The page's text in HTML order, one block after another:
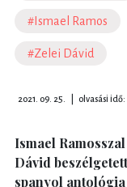
#Ismael Ramos
#Zelei Dávid
2021. 09. 25. olvasási idő:
Ismael
Dávid
spanyol